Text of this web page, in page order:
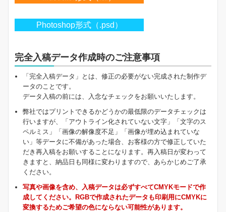
Photoshop形式（.psd）
完全入稿データ作成時のご注意事項
「完全入稿データ」とは、修正の必要がない完成された制作デ
ータのことです。
データ入稿の前には、入念なチェックをお願いいたします。
弊社ではプリントできるかどうかの最低限のデータチェックは
行いますが、「アウトライン化されていない文字」「文字のス
ペルミス」「画像の解像度不足」「画像が埋め込まれていな
い」等データに不備があった場合、お客様の方で修正していた
だき再入稿をお願いすることになります。再入稿日が変わって
きますと、納品日も同様に変わりますので、あらかじめご了承
ください。
写真や画像を含め、入稿データは必ずすべてCMYKモードで作
成してください。RGBで作成されたデータも印刷用にCMYKに
変換するためご希望の色にならない可能性があります。